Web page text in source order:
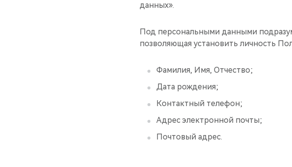
данных».
Под персональными данными
позволяющая установить личность
Фамилия, Имя, Отчество;
Дата рождения;
Контактный телефон;
Адрес электронной почты;
Почтовый адрес.